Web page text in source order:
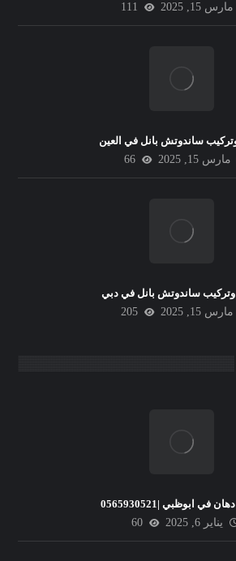
مارس 15, 2025
111
ساندوتش بانل في العين
مارس 15, 2025
66
وتركيب ساندوتش بانل في دبي
مارس 15, 2025
205
في ابوظبي |0565930521
يناير 6, 2025
60